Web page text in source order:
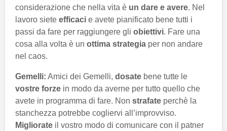
considerazione che nella vita è un dare e avere. Nel
lavoro siete efficaci e avete pianificato bene tutti i
passi da fare per raggiungere gli obiettivi. Fare una
cosa alla volta è un ottima strategia per non andare
nel caos.
Gemelli: Amici dei Gemelli, dosate bene tutte le
vostre forze in modo da averne per tutto quello che
avete in programma di fare. Non strafate perchè la
stanchezza potrebbe cogliervi all’improvviso.
Migliorate il vostro modo di comunicare con il patner